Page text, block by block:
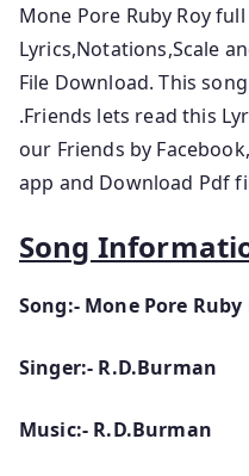
Mone Pore Ruby Roy full
Lyrics,Notations,Scale
File Download. This
.Friends lets read this
our Friends by
app and Download Pdf
Song
Song:- Mone Pore Ruby
Singer:- R.D.Burman
Music:- R.D.Burman